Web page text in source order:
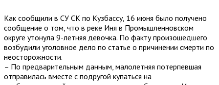
Как сообщили в СУ СК по Кузбассу, 16 июня было получено
сообщение о том, что в реке Иня в Промышленновском
округе утонула 9-летняя девочка. По факту произошедшего
возбудили уголовное дело по статье о причинении смерти по
неосторожности.
– По предварительным данным, малолетняя потерпевшая
отправилась вместе с подругой купаться на